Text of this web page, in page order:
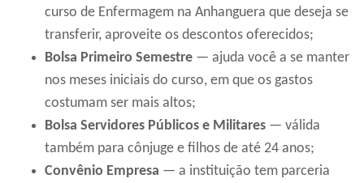
curso de Enfermagem na Anhanguera que deseja se
transferir, aproveite os descontos oferecidos;
Bolsa Primeiro Semestre — ajuda você a se manter
nos meses iniciais do curso, em que os gastos
costumam ser mais altos;
Bolsa Servidores Públicos e Militares — válida
também para cônjuge e filhos de até 24 anos;
Convênio Empresa — a instituição tem parceria